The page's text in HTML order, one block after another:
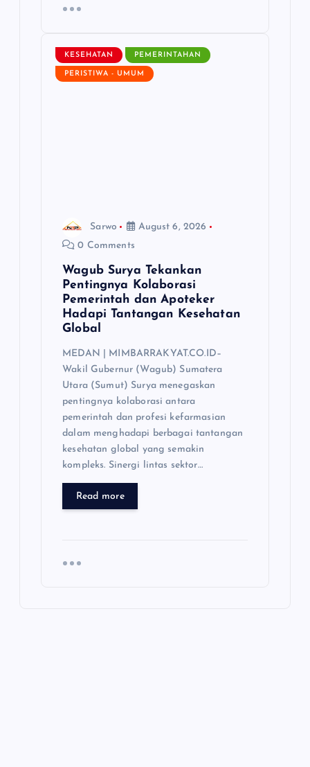
KESEHATAN PEMERINTAHAN
PERISTIWA - UMUM
Sarwo
August 6, 2026
0 Comments
Wagub Surya Tekankan
Pentingnya Kolaborasi
Pemerintah dan Apoteker
Hadapi Tantangan Kesehatan
Global
MEDAN | MIMBARRAKYAT.CO.ID–
Wakil Gubernur (Wagub) Sumatera
Utara (Sumut) Surya menegaskan
pentingnya kolaborasi antara
pemerintah dan profesi kefarmasian
dalam menghadapi berbagai tantangan
kesehatan global yang semakin
kompleks. Sinergi lintas sektor…
Read more